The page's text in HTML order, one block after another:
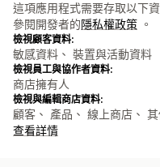
這項應用程式需要存取以下
參閱開發者的隱私權政策 。
檢視顧客資料:
敏感資料、 裝置與活動資料
檢視員工與協作者資料:
商店擁有人
檢視與編輯商店資料:
顧客、 產品、 線上商店、
查看詳情